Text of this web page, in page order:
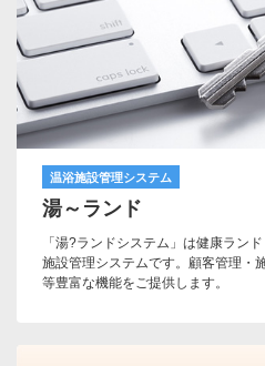
温浴施設管理システム
湯～ランド
「湯?ランドシステム」は健康ラン
施設管理システムです。顧客管理・
等豊富な機能をご提供します。